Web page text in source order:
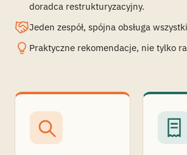
doradca restrukturyzacyjny.
Jeden zespół, spójna obsługa
Praktyczne rekomendacje, nie tylko